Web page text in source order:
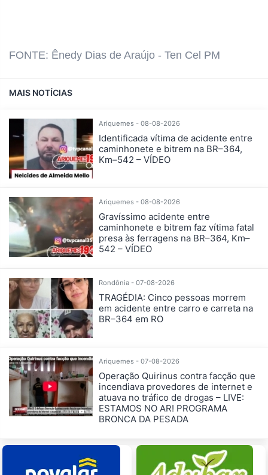
FONTE: Ênedy Dias de Araújo - Ten Cel PM
MAIS NOTÍCIAS
Ariquemes - 08-08-2026
Identificada vítima de acidente entre
caminhonete e bitrem na BR–364,
Km–542 – VÍDEO
Ariquemes - 08-08-2026
Gravíssimo acidente entre
caminhonete e bitrem faz vítima fatal
presa às ferragens na BR–364, Km–
542 – VÍDEO
Rondônia - 07-08-2026
TRAGÉDIA: Cinco pessoas morrem
em acidente entre carro e carreta na
BR–364 em RO
Ariquemes - 07-08-2026
Operação Quirinus contra facção que
incendiava provedores de internet e
atuava no tráfico de drogas – LIVE:
ESTAMOS NO AR! PROGRAMA
BRONCA DA PESADA